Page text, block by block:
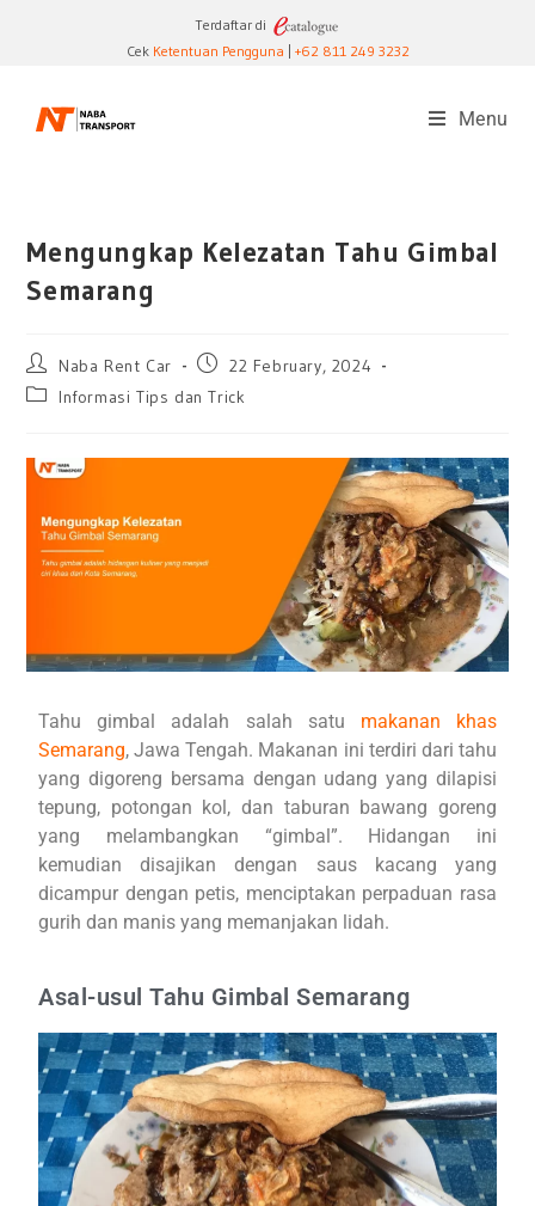
Terdaftar di
CekKetentuan Pengguna +62 811 249 3232
Menu
Mengungkap Kelezatan Tahu Gimbal
Semarang
Naba Rent Car
22 February, 2024
Informasi Tips dan Trick
Tahu gimbal adalah salah satu makanan khas
Semarang, Jawa Tengah. Makanan ini terdiri dari tahu
yang digoreng bersama dengan udang yang dilapisi
tepung, potongan kol, dan taburan bawang goreng
yang melambangkan “gimbal”. Hidangan ini
kemudian disajikan dengan saus kacang yang
dicampur dengan petis, menciptakan perpaduan rasa
gurih dan manis yang memanjakan lidah.
Asal-usul Tahu Gimbal Semarang